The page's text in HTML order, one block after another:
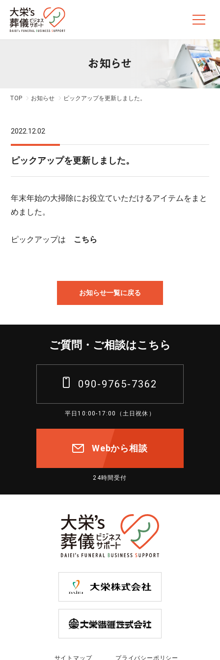
お知らせ
TOP お知らせ ピックアップを更新しました。
2022.12.02
ピックアップを更新しました。
年末年始の大掃除にお役立ていただけるアイテムをまと
めました。
ピックアップは こちら
お知らせ一覧に戻る
ご質問・ご相談はこちら
090-9765-7362
平日10:00-17:00（土日祝休）
Webから相談
24時間受付
サイトマップ プライバシーポリシー